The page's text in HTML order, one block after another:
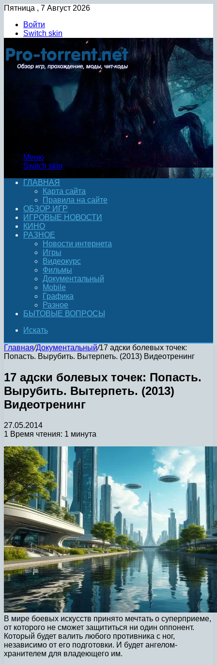
Пятница , 7 Август 2026
Войти
Switch skin
Меню
Switch skin
ГЛАВНАЯ
Карта сайта
Правила на сайте
ОБЗОР ИГР
ИГРОВЫЕ НОВОСТИ
КИНО
РАЗНОЕ
Новости интернета
Игры
Видеокурс
Фильмы
Документальный
Mobile
Графика
Разное
БЫТОВЫЕ ВОПРОСЫ
Искать
Главная/Документальный/17 адски болевых точек:
Попасть. Вырубить. Вытерпеть. (2013) Видеотренинг
17 адски болевых точек: Попасть.
Вырубить. Вытерпеть. (2013)
Видеотренинг
27.05.2014
1 Время чтения: 1 минута
В мире боевых искусств принято мечтать о суперприеме,
от которого не сможет защититься ни один оппонент.
Который будет валить любого противника с ног,
независимо от его подготовки. И будет ангелом-
хранителем для владеющего им.